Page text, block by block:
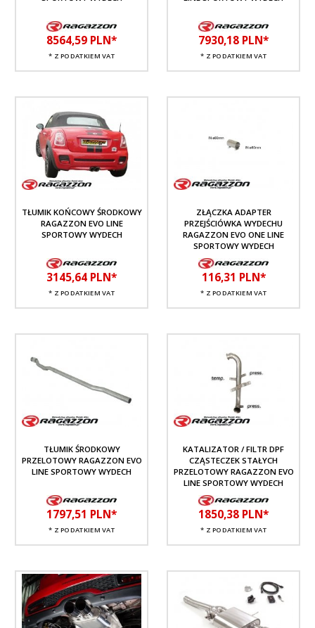
8564,59 PLN*
* Z PODATKIEM VAT
7930,18 PLN*
* Z PODATKIEM VAT
TŁUMIK KOŃCOWY ŚRODKOWY
RAGAZZON EVO LINE
SPORTOWY WYDECH
3145,64 PLN*
* Z PODATKIEM VAT
ZŁĄCZKA ADAPTER
PRZEJŚCIÓWKA WYDECHU
RAGAZZON EVO ONE LINE
SPORTOWY WYDECH
116,31 PLN*
* Z PODATKIEM VAT
TŁUMIK ŚRODKOWY
PRZELOTOWY RAGAZZON EVO
LINE SPORTOWY WYDECH
1797,51 PLN*
* Z PODATKIEM VAT
KATALIZATOR / FILTR DPF
CZĄSTECZEK STAŁYCH
PRZELOTOWY RAGAZZON EVO
LINE SPORTOWY WYDECH
1850,38 PLN*
* Z PODATKIEM VAT